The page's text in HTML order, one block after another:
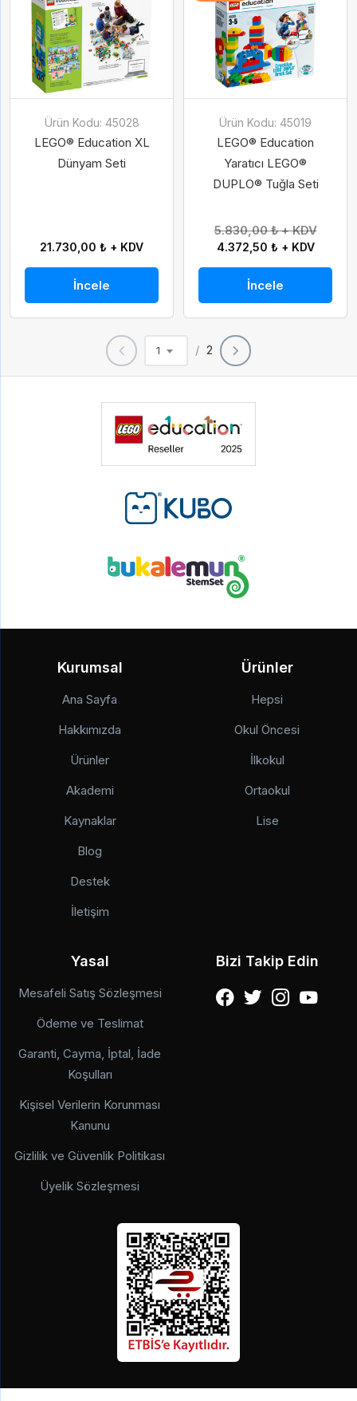
Ürün Kodu: 45028
LEGO® Education XL
Dünyam Seti
21.730,00 ₺ + KDV
İncele
Ürün Kodu: 45019
LEGO® Education
Yaratıcı LEGO®
DUPLO® Tuğla Seti
5.830,00 ₺ + KDV
4.372,50 ₺ + KDV
İncele
1 / 2
Kurumsal
Ana Sayfa
Hakkımızda
Ürünler
Akademi
Kaynaklar
Blog
Destek
İletişim
Ürünler
Hepsi
Okul Öncesi
İlkokul
Ortaokul
Lise
Yasal
Mesafeli Satış Sözleşmesi
Ödeme ve Teslimat
Garanti, Cayma, İptal, İade
Koşulları
Kişisel Verilerin Korunması
Kanunu
Gizlilik ve Güvenlik Politikası
Üyelik Sözleşmesi
Bizi Takip Edin